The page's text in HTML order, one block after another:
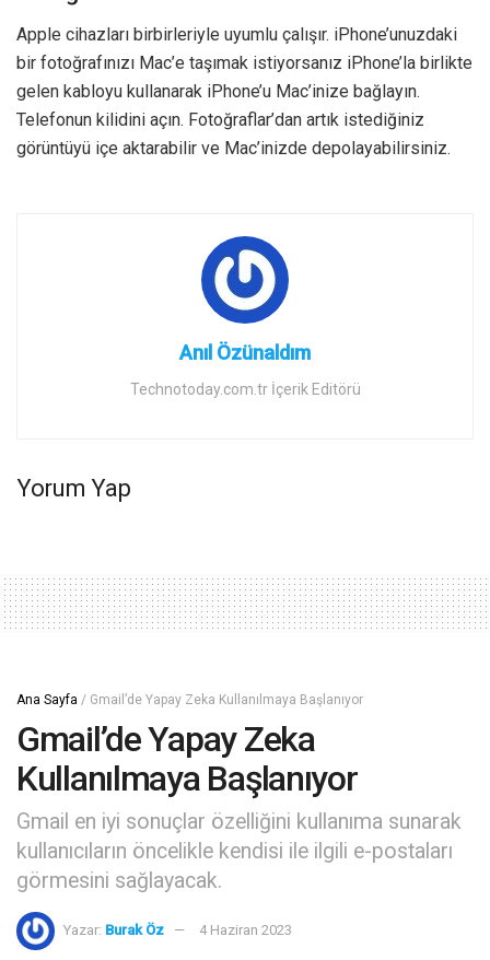
Apple cihazları birbirleriyle uyumlu çalışır. iPhone’unuzdaki
bir fotoğrafınızı Mac’e taşımak istiyorsanız iPhone’la birlikte
gelen kabloyu kullanarak iPhone’u Mac’inize bağlayın.
Telefonun kilidini açın. Fotoğraflar’dan artık istediğiniz
görüntüyü içe aktarabilir ve Mac’inizde depolayabilirsiniz.
Anıl Özünaldım
Technotoday.com.tr İçerik Editörü
Yorum Yap
Ana Sayfa / Gmail’de Yapay Zeka Kullanılmaya Başlanıyor
Gmail’de Yapay Zeka
Kullanılmaya Başlanıyor
Gmail en iyi sonuçlar özelliğini kullanıma sunarak
kullanıcıların öncelikle kendisi ile ilgili e-postaları
görmesini sağlayacak.
Yazar: Burak Öz 4 Haziran 2023